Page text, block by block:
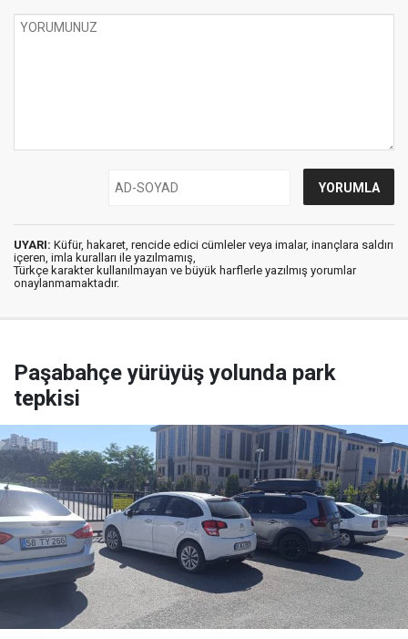
UYARI: Küfür, hakaret, rencide edici cümleler veya imalar, inançlara saldırı
içeren, imla kuralları ile yazılmamış,
Türkçe karakter kullanılmayan ve büyük harflerle yazılmış yorumlar
onaylanmamaktadır.
Paşabahçe yürüyüş yolunda park
tepkisi